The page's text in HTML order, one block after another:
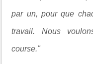
par un, pour que
travail. Nous
course."